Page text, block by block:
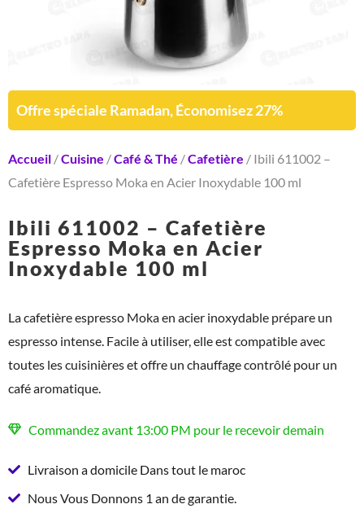
Offre spéciale Ramadan, Économisez 27%
Accueil /Cuisine /Café & Thé /Cafetière / Ibili 611002 –
Cafetière Espresso Moka en Acier Inoxydable 100 ml
Ibili 611002 – Cafetière
Espresso Moka en Acier
Inoxydable 100 ml
La cafetière espresso Moka en acier inoxydable prépare un
espresso intense. Facile à utiliser, elle est compatible avec
toutes les cuisinières et offre un chauffage contrôlé pour un
café aromatique.
Commandez avant 13:00 PM pour le recevoir demain
Livraison a domicile Dans tout le maroc
Nous Vous Donnons 1 an de garantie.